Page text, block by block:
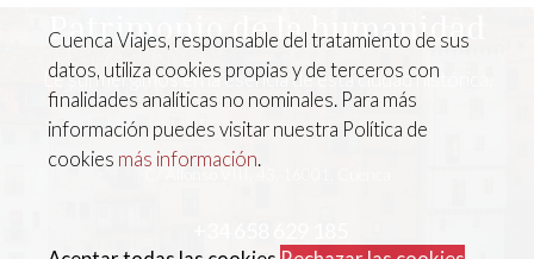
Patrimonio de la humanidad
Le surmergimos en la esencia de esta ciudad histórica.
Cuenca Viajes, responsable del tratamiento de sus
datos, utiliza cookies propias y de terceros con
finalidades analíticas no nominales. Para más
información puedes visitar nuestra Política de
cookies más información.